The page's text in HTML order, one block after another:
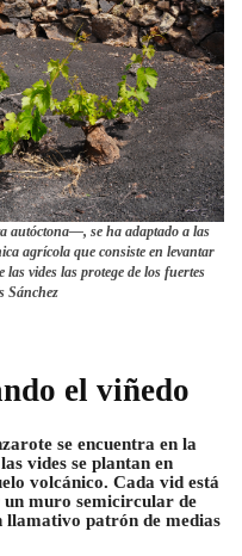
autóctona—, se ha adaptado a las
agrícola que consiste en levantar
vides las protege de los fuertes
Sánchez
el viñedo
se encuentra en la
vides se plantan en
volcánico. Cada vid está
un muro semicircular de
llamativo patrón de medias